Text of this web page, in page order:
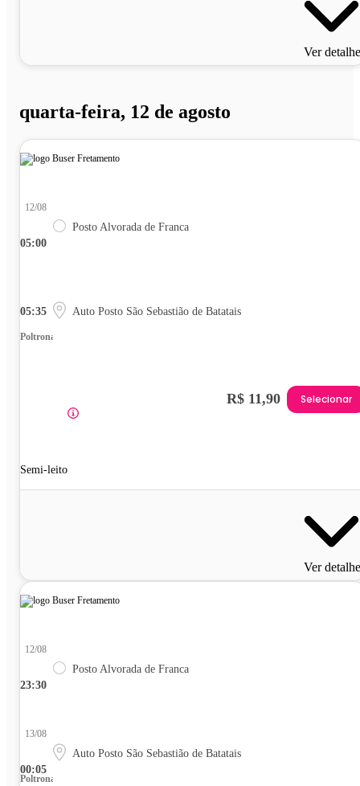
Ver
quarta-feira, 12 de agosto
05:00
12/08
Posto Alvorada de Franca
05:35 Auto Posto São Sebastião de Batatais
Poltrona
Semi-leito
R$ 11,90 Selecionar
Ver
23:30
12/08
Posto Alvorada de Franca
00:05
13/08
Auto Posto São Sebastião de Batatais
Poltrona